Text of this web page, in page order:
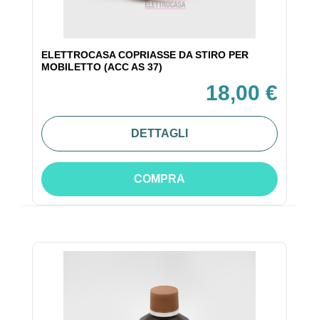
ELETTROCASA COPRIASSE DA STIRO PER
MOBILETTO (ACC AS 37)
18,00 €
DETTAGLI
COMPRA